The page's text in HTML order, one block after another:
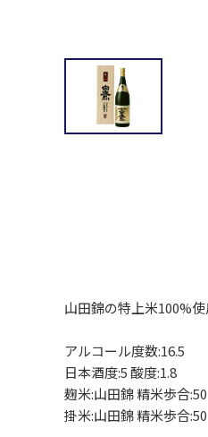
山田錦の特上米100%
アルコール度数:16.5
日本酒度:5 酸度:1.8
麹米:山田錦 精米歩合:50
掛米:山田錦 精米歩合:50